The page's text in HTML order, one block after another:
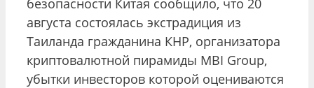
августа состоялась экстрадиция из
Таиланда гражданина КНР, организатора
криптовалютной пирамиды MBI Group,
убытки инвесторов которой оцениваются